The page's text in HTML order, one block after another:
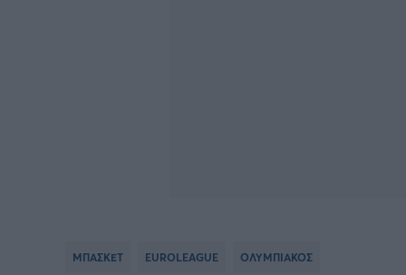
ΜΠΑΣΚΕΤ EUROLEAGUE ΟΛΥΜΠΙΑΚΟΣ